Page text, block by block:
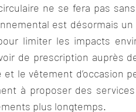
ne se fera pas
est désormais
limiter les impacts
de prescription auprès
et le vêtement d’occasion
à proposer des
plus longtemps.